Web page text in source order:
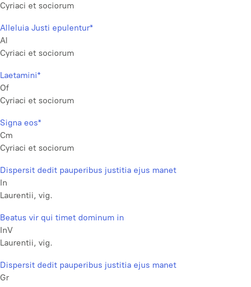
Cyriaci et sociorum
Alleluia Justi epulentur*
Al
Cyriaci et sociorum
Laetamini*
Of
Cyriaci et sociorum
Signa eos*
Cm
Cyriaci et sociorum
Dispersit dedit pauperibus justitia ejus manet
In
Laurentii, vig.
Beatus vir qui timet dominum in
InV
Laurentii, vig.
Dispersit dedit pauperibus justitia ejus manet
Gr